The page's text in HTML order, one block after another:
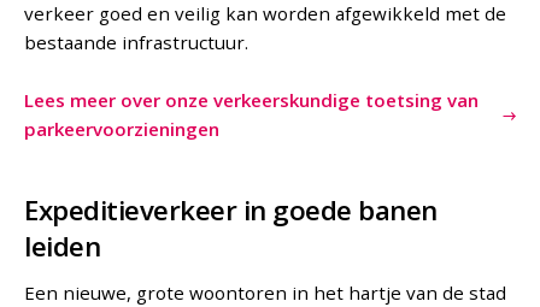
verkeer goed en veilig kan worden afgewikkeld met de
bestaande infrastructuur.
Lees meer over onze verkeerskundige toetsing van
parkeervoorzieningen
Expeditieverkeer in goede banen
leiden
Een nieuwe, grote woontoren in het hartje van de stad